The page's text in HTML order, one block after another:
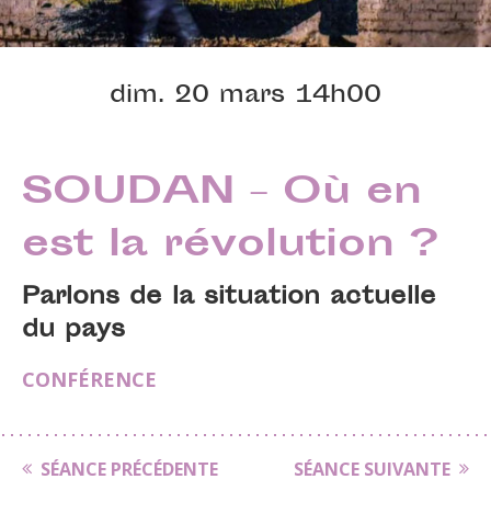
dim. 20 mars 14h00
SOUDAN – Où en
est la révolution ?
Parlons de la situation actuelle
du pays
CONFÉRENCE
SÉANCE PRÉCÉDENTE SÉANCE SUIVANTE